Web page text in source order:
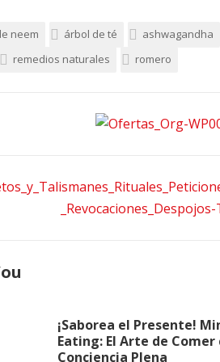
neem árbol de té ashwagandha
remedios naturales romero
¡Saborea el Presente!
Eating: El Arte de Comer
Conciencia Plena